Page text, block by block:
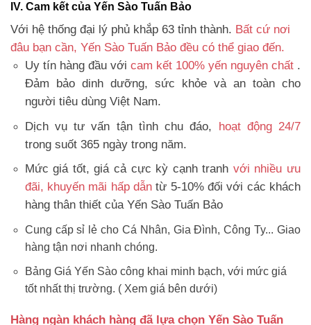
IV. Cam kết của Yến Sào Tuấn Bảo
Với hệ thống đại lý phủ khắp 63 tỉnh thành. Bất cứ nơi
đâu bạn cần, Yến Sào Tuấn Bảo đều có thể giao đến.
Uy tín hàng đầu với cam kết 100% yến nguyên chất.
Đảm bảo dinh dưỡng, sức khỏe và an toàn cho
người tiêu dùng Việt Nam.
Dịch vụ tư vấn tận tình chu đáo, hoạt động 24/7
trong suốt 365 ngày trong năm.
Mức giá tốt, giá cả cực kỳ cạnh tranh với nhiều ưu
đãi, khuyến mãi hấp dẫn từ 5-10% đối với các khách
hàng thân thiết của Yến Sào Tuấn Bảo
Cung cấp sỉ lẻ cho Cá Nhân, Gia Đình, Công Ty... Giao
hàng tận nơi nhanh chóng.
Bảng Giá Yến Sào công khai minh bạch, với mức giá
tốt nhất thị trường. ( Xem giá bên dưới)
Hàng ngàn khách hàng đã lựa chọn Yến Sào Tuấn